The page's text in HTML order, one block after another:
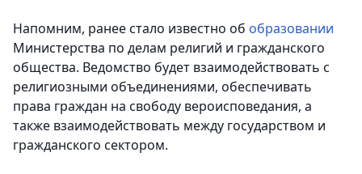
Напомним, ранее стало известно об образовании
Министерства по делам религий и гражданского
общества. Ведомство будет взаимодействовать с
религиозными объединениями, обеспечивать
права граждан на свободу вероисповедания, а
также взаимодействовать между государством и
гражданского сектором.